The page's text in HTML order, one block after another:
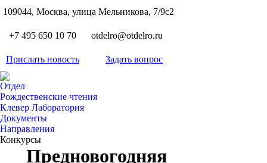
109044, Москва, улица Мельникова, 7/9с2
+7 495 650 10 70 otdelro@otdelro.ru
Прислать новость Задать вопрос
Отдел
Рождественские чтения
Клевер Лаборатория
Документы
Направления
Конкурсы
Предновогодняя